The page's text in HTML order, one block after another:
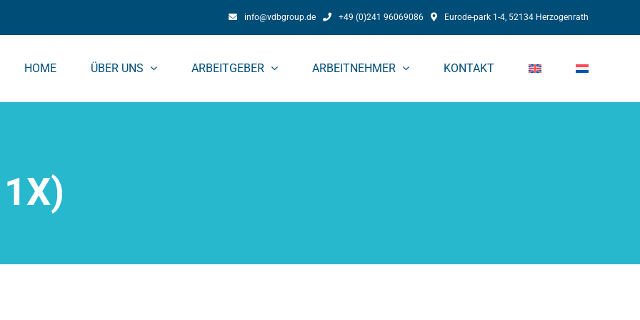
info@vdbgroup.de +49 (0)241 96069086 Eurode-park 1-4, 52134 Herzogenrath
HOME ÜBER UNS ARBEITGEBER ARBEITNEHMER KONTAKT